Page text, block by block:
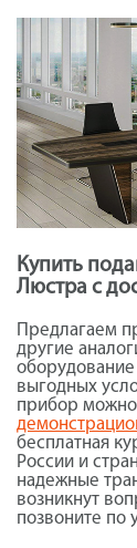
Купить
Люстра с
Предлагаем
другие
выгодных
прибор
бесплатная
России и
надежные
возникнут
позвоните по